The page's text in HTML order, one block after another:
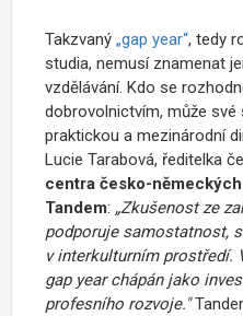
Takzvaný „gap year“, tedy
studia, nemusí znamenat
vzdělávání. Kdo se
dobrovolnictvím, může
praktickou a mezinárodní
Lucie Tarabová, ředitelka
centra česko-
Tandem: „Zkušenost ze
podporuje samostatnost,
v interkulturním prostředí.
gap year chápán jako
profesního rozvoje."